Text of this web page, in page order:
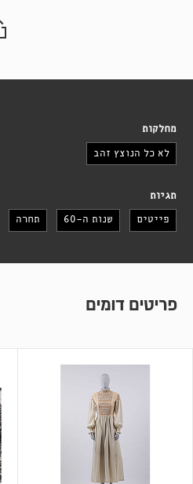
מחלקות
לא כל הנוצץ זהב
תגיות
פייטים שנות ה-60 תחרה
פריטים דומים